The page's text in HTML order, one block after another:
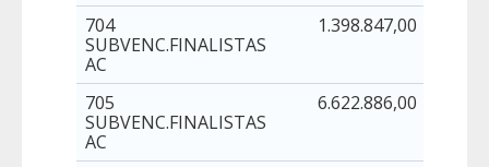
704
SUBVENC.FINALISTAS
AC
1.398.847,00
705
SUBVENC.FINALISTAS
AC
6.622.886,00